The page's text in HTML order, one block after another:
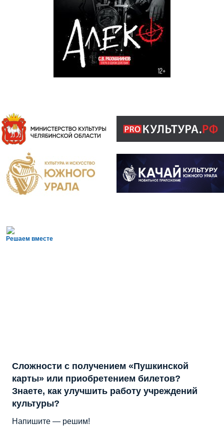
Решаем вместе
Сложности с получением «Пушкинской
карты» или приобретением билетов?
Знаете, как улучшить работу учреждений
культуры?
Напишите — решим!